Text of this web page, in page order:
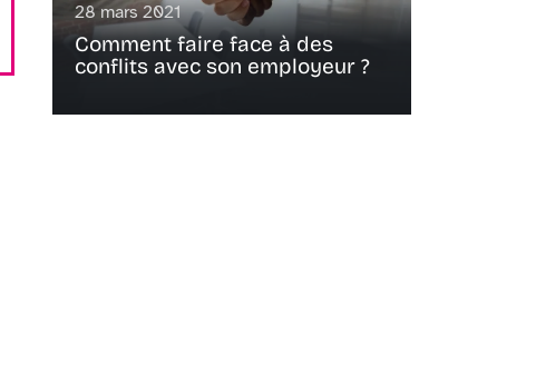
28 mars 2021
Comment faire face à des
conflits avec son employeur ?